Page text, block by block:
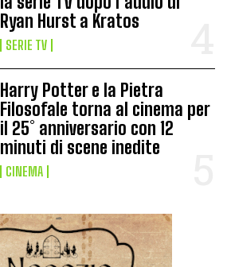
Ryan Hurst a Kratos
SERIE TV
Harry Potter e la Pietra
Filosofale torna al cinema per
il 25° anniversario con 12
minuti di scene inedite
CINEMA